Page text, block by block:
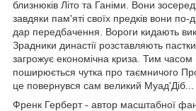
близнюків Літо та Ганіми. Вони
завдяки пам'яті своїх предків вони
дар передбачення. Вороги кидають
Зрадники династії розставляють пастки
загрожує економічна криза. Тим
поширюється чутка про таємничого
це повернувся сам великий Муад'Діб...
Френк Герберт - автор масштабної